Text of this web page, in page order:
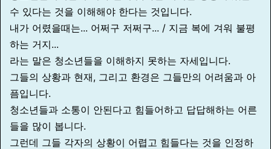
수 있다는 것을 이해해야 한다는 것입니다.
내가 어렸을때는... 어쩌구 저쩌구... / 지금 복에 겨워 불평
하는 거지...
라는 말은 청소년들을 이해하지 못하는 자세입니다.
그들의 상황과 현재, 그리고 환경은 그들만의 어려움과 아
픔입니다.
청소년들과 소통이 안된다고 힘들어하고 답답해하는 어른
들을 많이 봅니다.
그런데 그들 각자의 상황이 어렵고 힘들다는 것을 인정하